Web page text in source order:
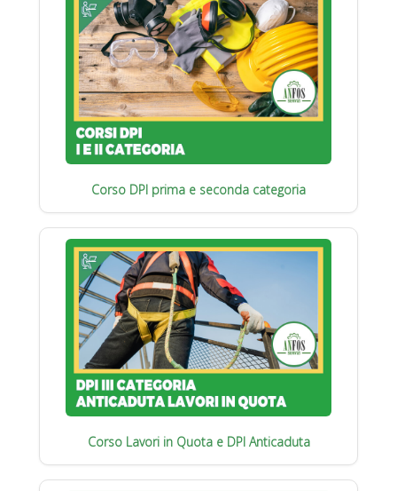
Corso DPI prima e seconda categoria
Corso Lavori in Quota e DPI Anticaduta